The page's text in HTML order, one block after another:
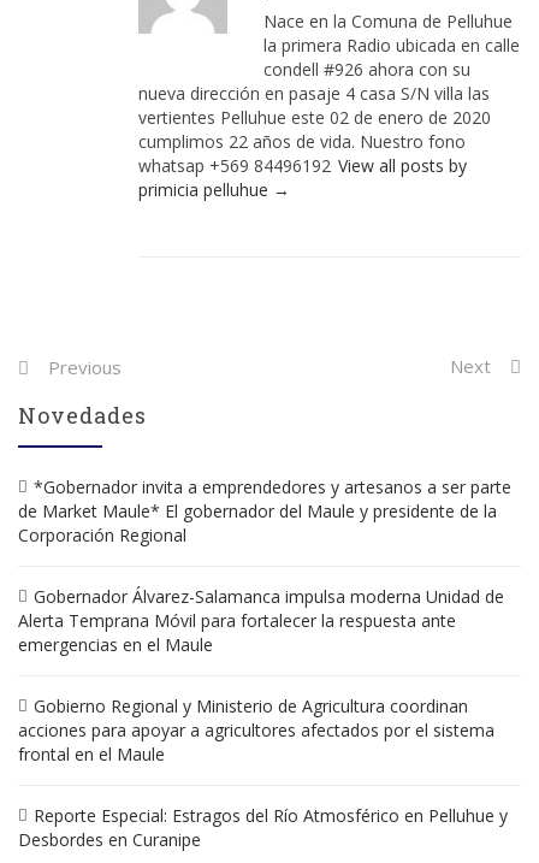
Nace en la Comuna de Pelluhue
la primera Radio ubicada en calle
condell #926 ahora con su
nueva dirección en pasaje 4 casa S/N villa las
vertientes Pelluhue este 02 de enero de 2020
cumplimos 22 años de vida. Nuestro fono
whatsap +569 84496192 View all posts by
primicia pelluhue →
Post
navigation
Previous Next
Novedades
*Gobernador invita a emprendedores y artesanos a ser parte
de Market Maule* El gobernador del Maule y presidente de la
Corporación Regional
Gobernador Álvarez-Salamanca impulsa moderna Unidad de
Alerta Temprana Móvil para fortalecer la respuesta ante
emergencias en el Maule
Gobierno Regional y Ministerio de Agricultura coordinan
acciones para apoyar a agricultores afectados por el sistema
frontal en el Maule
Reporte Especial: Estragos del Río Atmosférico en Pelluhue y
Desbordes en Curanipe